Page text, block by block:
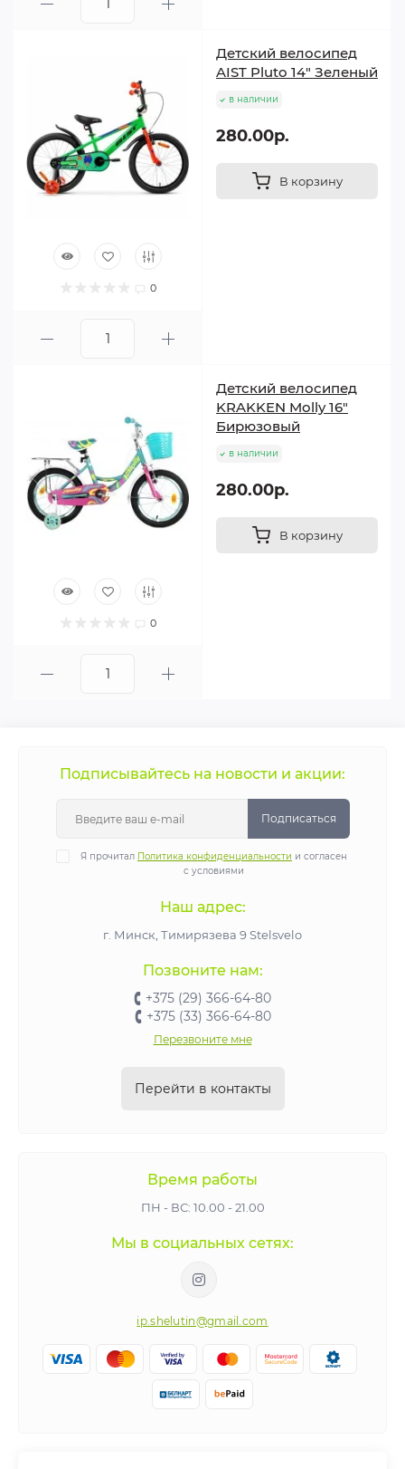
0
Детский велосипед
AIST Pluto 14" Зеленый
в наличии
280.00р.
В корзину
0
Детский велосипед
KRAKKEN Molly 16"
Бирюзовый
в наличии
280.00р.
В корзину
Подписывайтесь на новости и акции:
Подписаться
Я прочитал Политика конфиденциальности и согласен
с условиями
Наш адрес:
г. Минск, Тимирязева 9 Stelsvelo
Позвоните нам:
+375 (29) 366-64-80
+375 (33) 366-64-80
Перезвоните мне
Перейти в контакты
Время работы
ПН - ВС: 10.00 - 21.00
Мы в социальных сетях:
ip.shelutin@gmail.com